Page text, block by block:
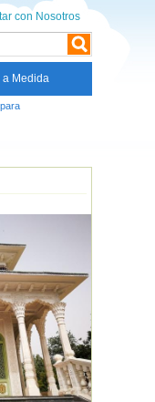
con Nosotros
a Medida